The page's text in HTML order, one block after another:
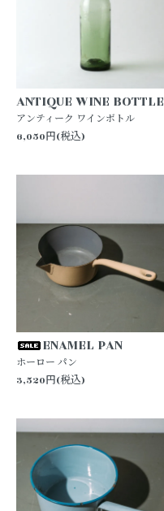
ANTIQUE WINE BOTTLE
アンティーク ワインボトル
6,050円(税込)
ENAMEL PAN
ホーロー パン
3,520円(税込)